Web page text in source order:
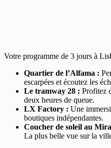
Votre programme de 3 jours à
Quartier de l’Alfama :
escarpées et écoutez les
Le tramway 28 : Profitez
deux heures de queue.
LX Factory : Une
boutiques indépendantes.
Coucher de soleil au
La plus belle vue sur la